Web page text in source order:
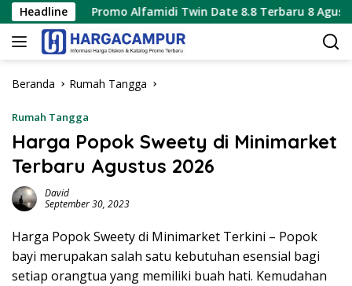
Langsung
ke
konten
Headline
Promo Alfamidi Twin Date 8.8 Terbaru 8 Agustus 2026
Beranda Rumah Tangga
Rumah Tangga
Harga Popok Sweety di Minimarket
Terbaru Agustus 2026
David
September 30, 2023
Harga Popok Sweety di Minimarket Terkini – Popok
bayi merupakan salah satu kebutuhan esensial bagi
setiap orangtua yang memiliki buah hati. Kemudahan